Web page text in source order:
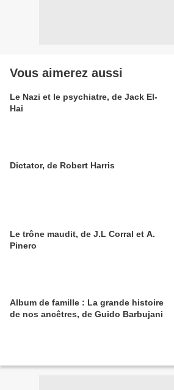
Vous aimerez aussi
Le Nazi et le psychiatre, de Jack El-
Hai
Dictator, de Robert Harris
Le trône maudit, de J.L Corral et A.
Pinero
Album de famille : La grande histoire
de nos ancêtres, de Guido Barbujani